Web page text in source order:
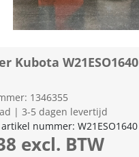
Kubota W21ESO1640
1346355
| 3-5 dagen levertijd
nummer: W21ESO1640
excl. BTW